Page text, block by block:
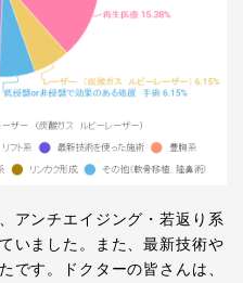
アンチエイジング・若返り系
いました。また、最新技術や
です。ドクターの皆さんは、